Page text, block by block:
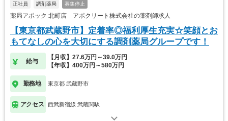
正社員 調剤薬局 募集停止
薬局アポック 北町店 アポクリート株式会社の薬剤師求人
【東京都武蔵野市】定着率◎福利厚生充実☆笑顔とお
もてなしの心を大切にする調剤薬局グループです！
給与
【月収】27.6万円～39.0万円
【年収】400万円～580万円
勤務地 東京都 武蔵野市
アクセス 西武新宿線 武蔵関駅